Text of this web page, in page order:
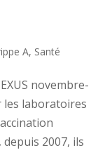
A, Santé
novembre-
les laboratoires
depuis 2007, ils